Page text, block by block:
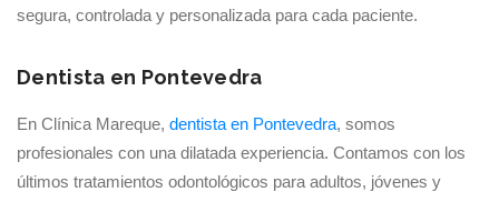
segura, controlada y personalizada para cada paciente.
Dentista en Pontevedra
En Clínica Mareque, dentista en Pontevedra, somos
profesionales con una dilatada experiencia. Contamos con los
últimos tratamientos odontológicos para adultos, jóvenes y